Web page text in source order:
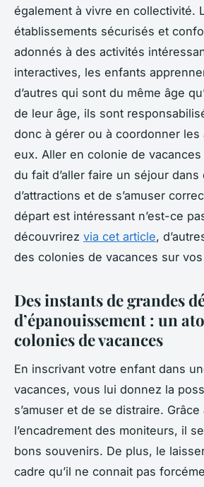
également à vivre en collectivité.
établissements sécurisés et
adonnés à des activités
interactives, les enfants
d’autres qui sont du même âge
de leur âge, ils sont
donc à gérer ou à coordonner les
eux. Aller en colonie de
du fait d’aller faire un séjour dans
d’attractions et de s’amuser
départ est intéressant n’est-ce
découvrirez via cet article,
des colonies de vacances sur
Des instants de grandes
d’épanouissement : un
colonies de vacances
En inscrivant votre enfant dans
vacances, vous lui donnez la
s’amuser et de se distraire.
l’encadrement des moniteurs, il
bons souvenirs. De plus, le
cadre qu’il ne connait pas